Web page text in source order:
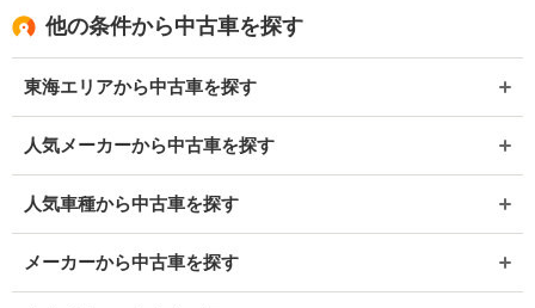
他の条件から中古車を探す
東海エリアから中古車を探す
人気メーカーから中古車を探す
人気車種から中古車を探す
メーカーから中古車を探す